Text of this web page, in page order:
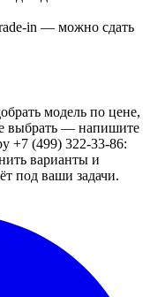
in — можно сдать
модель по цене,
выбрать — напишите
+7 (499) 322-33-86:
варианты и
под ваши задачи.